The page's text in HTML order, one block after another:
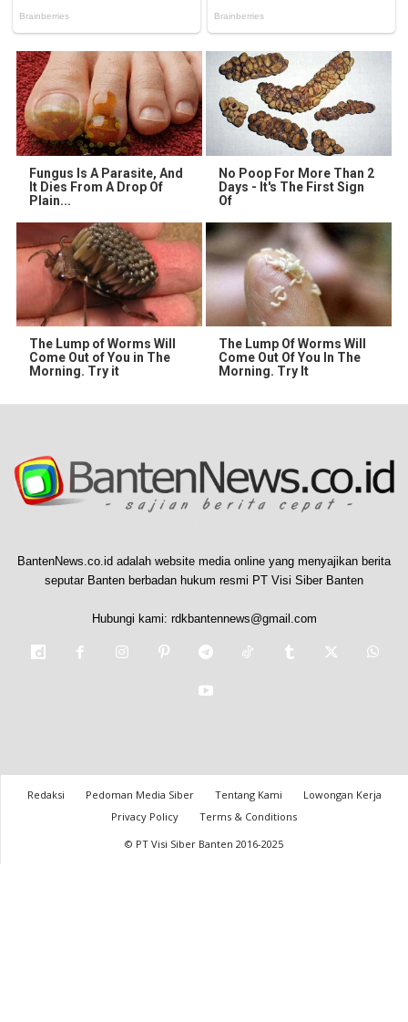
Fungus Is A Parasite, And
It Dies From A Drop Of
Plain...
No Poop For More Than 2
Days - It's The First Sign
Of
The Lump of Worms Will
Come Out of You in The
Morning. Try it
The Lump Of Worms Will
Come Out Of You In The
Morning. Try It
BantenNews.co.id adalah website media online yang menyajikan berita
seputar Banten berbadan hukum resmi PT Visi Siber Banten
Hubungi kami: rdkbantennews@gmail.com
Redaksi Pedoman Media Siber Tentang Kami
Lowongan Kerja
Privacy Policy
Terms & Conditions
© PT Visi Siber Banten 2016-2025